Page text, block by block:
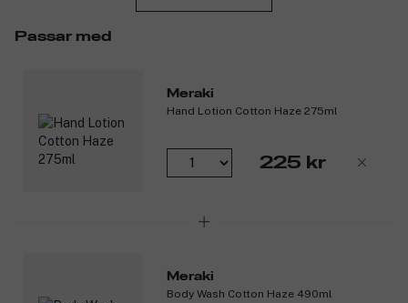
välvårdade utan att dehydrerad huden.
Innehåller aloe vera och olivbladsextrakt.
Subtil bomullsinspirerad doft.
Storlek: 490ml.
Produktnummer:
Passar med
Meraki
Hand Lotion Cotton Haze 275ml
225 kr
Meraki
Body Wash Cotton Haze 490ml